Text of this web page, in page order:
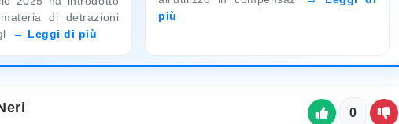
di detrazioni
Leggi di più
più
0